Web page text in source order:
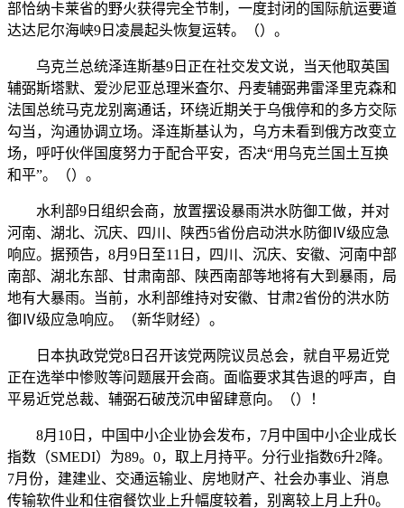
部恰纳卡莱省的野火获得完全节制，一度封闭的国际航运要道
达达尼尔海峡9日凌晨起头恢复运转。（）。
乌克兰总统泽连斯基9日正在社交发文说，当天他取英国
辅弼斯塔默、爱沙尼亚总理米査尔、丹麦辅弼弗雷泽里克森和
法国总统马克龙别离通话，环绕近期关于乌俄停和的多方交际
勾当，沟通协调立场。泽连斯基认为，乌方未看到俄方改变立
场，呼吁伙伴国度努力于配合平安，否决“用乌克兰国土互换
和平”。（）。
水利部9日组织会商，放置摆设暴雨洪水防御工做，并对
河南、湖北、沉庆、四川、陕西5省份启动洪水防御Ⅳ级应急
响应。据预告，8月9日至11日，四川、沉庆、安徽、河南中部
南部、湖北东部、甘肃南部、陕西南部等地将有大到暴雨，局
地有大暴雨。当前，水利部维持对安徽、甘肃2省份的洪水防
御Ⅳ级应急响应。（新华财经）。
日本执政党党8日召开该党两院议员总会，就自平易近党
正在选举中惨败等问题展开会商。面临要求其告退的呼声，自
平易近党总裁、辅弼石破茂沉申留肆意向。（）！
8月10日，中国中小企业协会发布，7月中国中小企业成长
指数（SMEDI）为89。0，取上月持平。分行业指数6升2降。
7月份，建建业、交通运输业、房地财产、社会办事业、消息
传输软件业和住宿餐饮业上升幅度较着，别离较上月上升0。